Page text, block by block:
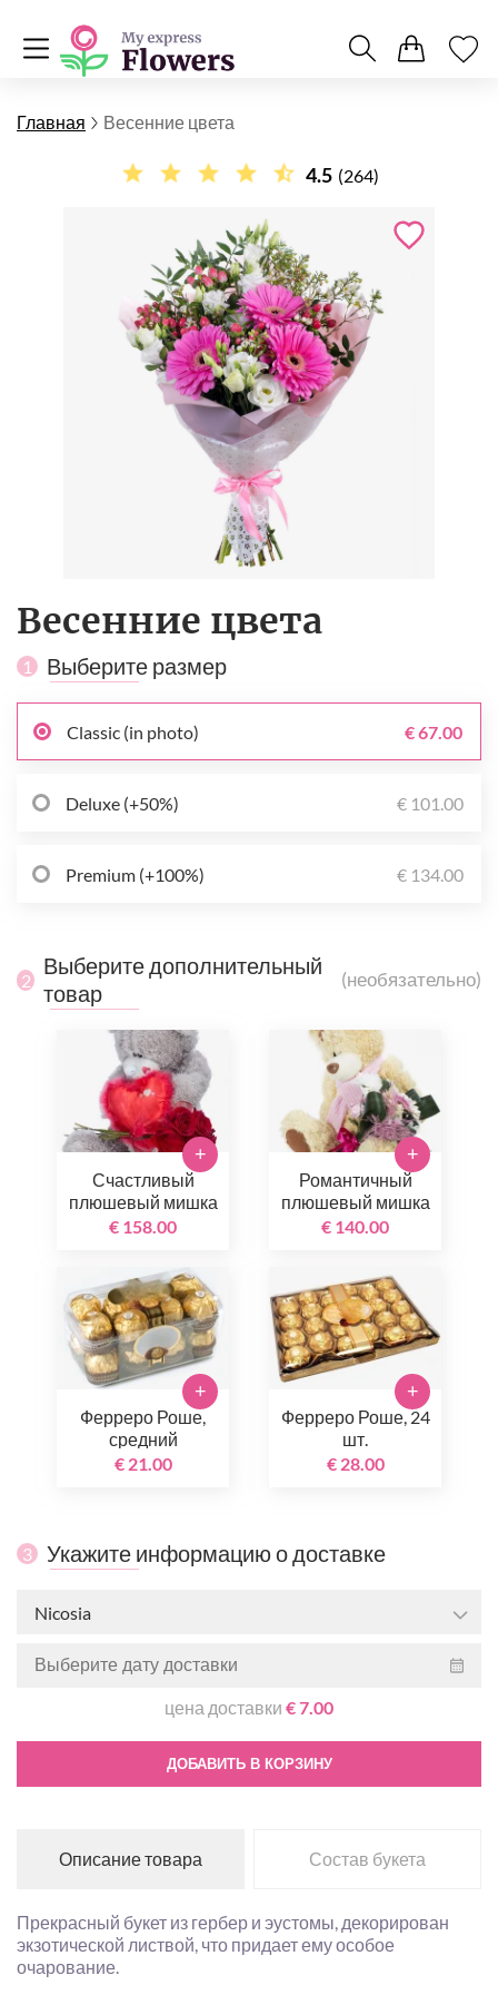
Главная Весенние цвета
4.5 (264)
Весенние цвета
1 Выберите размер
Classic (in photo) € 67.00
Deluxe (+50%) € 101.00
Premium (+100%) € 134.00
2
Выберите дополнительный
товар
(необязательно)
Счастливый
плюшевый мишка
€ 158.00
+
Романтичный
плюшевый мишка
€ 140.00
+
Ферреро Роше,
средний
€ 21.00
+
Ферреро Роше, 24
шт.
€ 28.00
+
3 Укажите информацию о доставке
Nicosia
цена доставки € 7.00
ДОБАВИТЬ В КОРЗИНУ
Описание товара Состав букета
Прекрасный букет из гербер и эустомы, декорирован
экзотической листвой, что придает ему особое
очарование.